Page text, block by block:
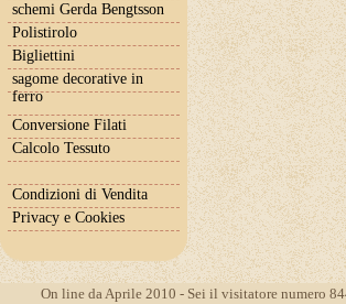
schemi Gerda Bengtsson
Polistirolo
Bigliettini
sagome decorative in
ferro
Conversione Filati
Calcolo Tessuto
Condizioni di Vendita
Privacy e Cookies
On line da Aprile 2010 - Sei il visitatore numero